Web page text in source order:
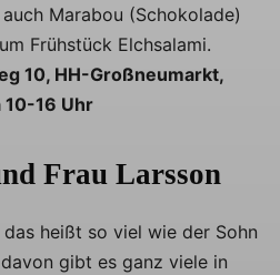
Marabou (Schokolade)
Frühstück Elchsalami.
10, HH-Großneumarkt,
10-16 Uhr
Frau Larsson
das heißt so viel wie der Sohn
gibt es ganz viele in